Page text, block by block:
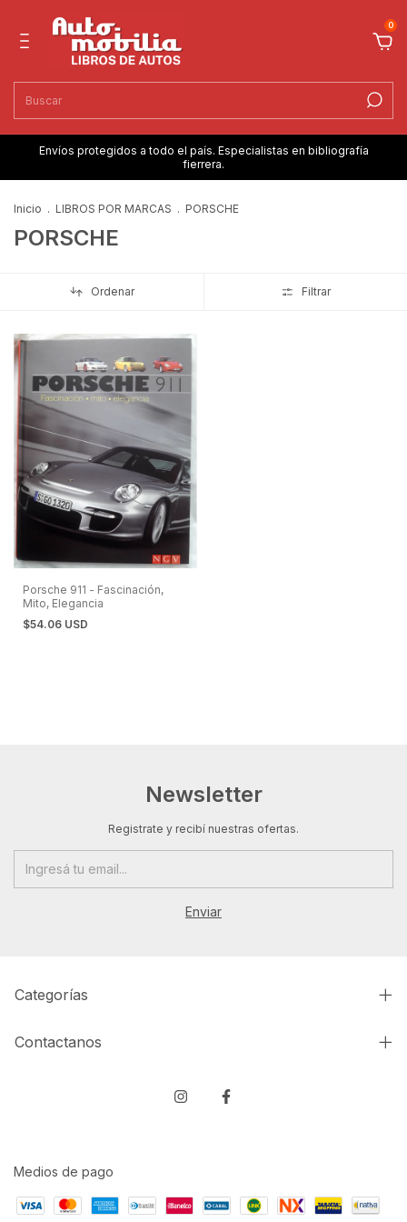
0
Envíos protegidos a todo el país. Especialistas en bibliografía
fierrera.
Inicio . LIBROS POR MARCAS . PORSCHE
PORSCHE
Ordenar Filtrar
Porsche 911 - Fascinación,
Mito, Elegancia
$54.06 USD
Newsletter
Registrate y recibí nuestras ofertas.
Categorías
Contactanos
Medios de pago